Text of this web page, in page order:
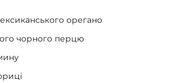
орегано
чорного перцю